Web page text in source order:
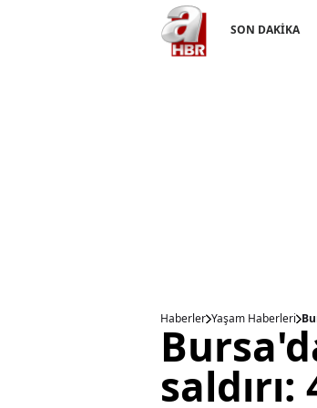
SON DAKİKA
Haberler Yaşam Haberleri